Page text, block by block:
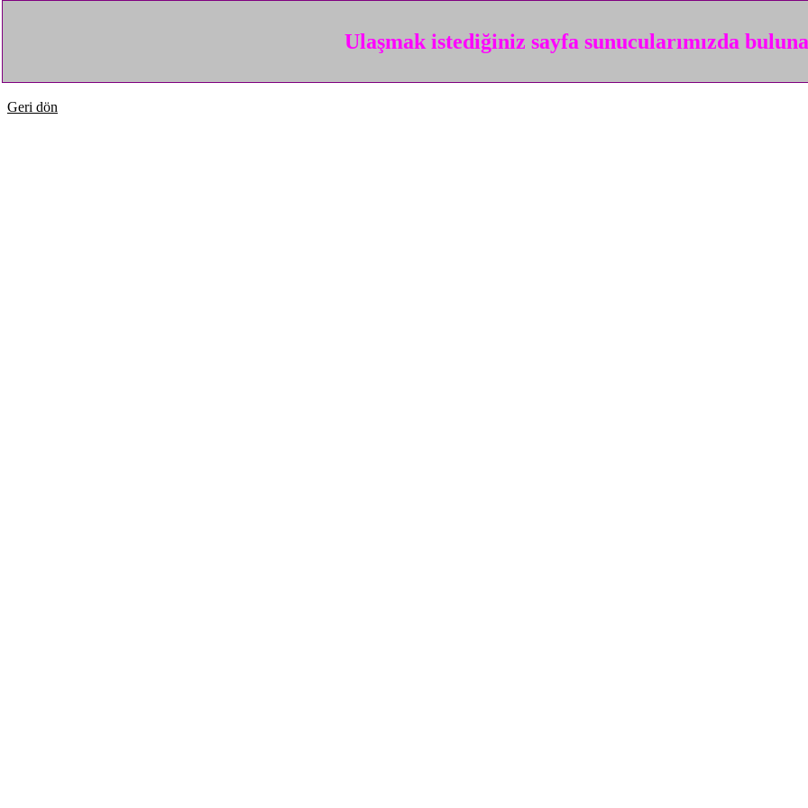
Ulaşmak istediğiniz sayfa sunucularımızda
Geri dön